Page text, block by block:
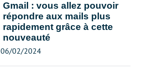
Gmail : vous allez pouvoir
répondre aux mails plus
rapidement grâce à cette
nouveauté
06/02/2024